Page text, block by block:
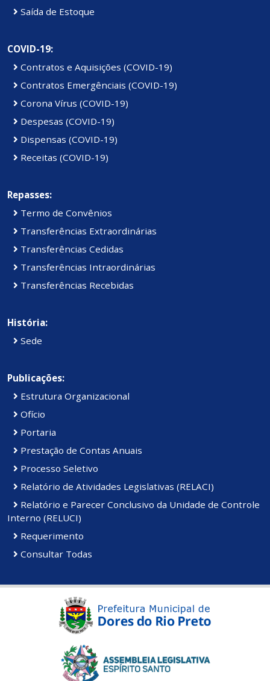
Saída de Estoque
COVID-19:
Contratos e Aquisições (COVID-19)
Contratos Emergênciais (COVID-19)
Corona Vírus (COVID-19)
Despesas (COVID-19)
Dispensas (COVID-19)
Receitas (COVID-19)
Repasses:
Termo de Convênios
Transferências Extraordinárias
Transferências Cedidas
Transferências Intraordinárias
Transferências Recebidas
História:
Sede
Publicações:
Estrutura Organizacional
Ofício
Portaria
Prestação de Contas Anuais
Processo Seletivo
Relatório de Atividades Legislativas (RELACI)
Relatório e Parecer Conclusivo da Unidade de Controle
Interno (RELUCI)
Requerimento
Consultar Todas